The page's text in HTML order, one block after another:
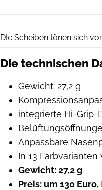
DIe Scheiben tönen sich
Die technischen
Gewicht: 27,2 g
integrierte Hi-Grip-
Anpassbare
In 13
Gewicht: 27,2 g
Preis: um 130 Euro,